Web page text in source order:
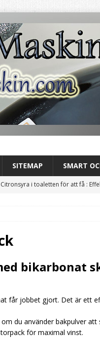
SITEMAP SMART
Citronsyra i toaletten för att få :
Aromhusets Stilldrink: Perfekt för
Byt över helt till Aromhusets
Aromhusets stilldrink: det enkla
bikarbonat
får jobbet gjort. Det är ett
du använder bakpulver att
för maximal vinst.